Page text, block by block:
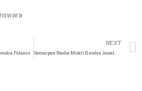
Palamu
NEXT
Samarpan Nasha Mukti Kendra Jaisalmer